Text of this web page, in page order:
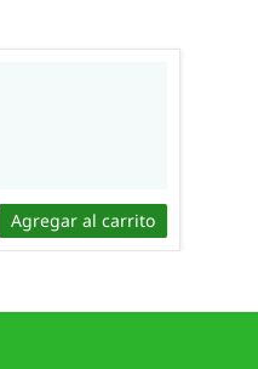
Agregar al carrito